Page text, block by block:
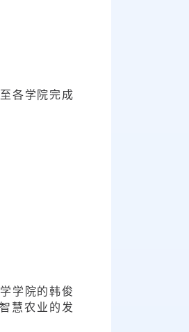
各学院完成
学院的韩俊
慧农业的发